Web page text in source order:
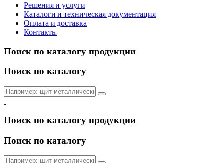
Решения и услуги
Каталоги и техническая документация
Оплата и доставка
Контакты
Поиск по каталогу продукции
Поиск по каталогу
Поиск по каталогу продукции
Поиск по каталогу